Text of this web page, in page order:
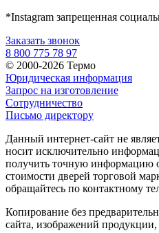
*Instagram запрещенная
Заказать звонок
8 800 775 78 97
© 2000-2026 Термо
Юридическая информация
Запрос на изготовление
Сотрудничество
Письмо директору
Данный интернет-сайт не
носит исключительно
получить точную информацию
стоимости дверей торговой
обращайтесь по контактному
Копирование без
сайта, изображений